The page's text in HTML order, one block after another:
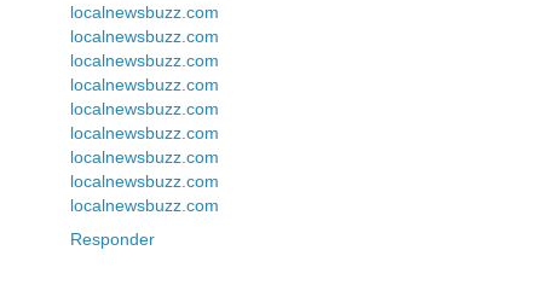
localnewsbuzz.com
localnewsbuzz.com
localnewsbuzz.com
localnewsbuzz.com
localnewsbuzz.com
localnewsbuzz.com
localnewsbuzz.com
localnewsbuzz.com
localnewsbuzz.com
Responder